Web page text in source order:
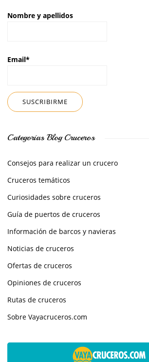
Nombre y apellidos
Email*
Categorías Blog Cruceros
Consejos para realizar un crucero
Cruceros temáticos
Curiosidades sobre cruceros
Guía de puertos de cruceros
Información de barcos y navieras
Noticias de cruceros
Ofertas de cruceros
Opiniones de cruceros
Rutas de cruceros
Sobre Vayacruceros.com